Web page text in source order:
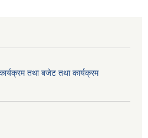
तथा बजेट तथा कार्यक्रम